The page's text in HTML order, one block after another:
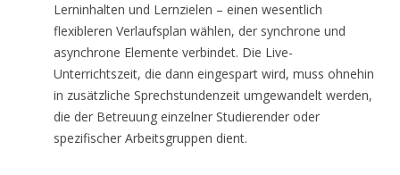
Lerninhalten und Lernzielen – einen wesentlich
flexibleren Verlaufsplan wählen, der synchrone und
asynchrone Elemente verbindet. Die Live-
Unterrichtszeit, die dann eingespart wird, muss ohnehin
in zusätzliche Sprechstundenzeit umgewandelt werden,
die der Betreuung einzelner Studierender oder
spezifischer Arbeitsgruppen dient.